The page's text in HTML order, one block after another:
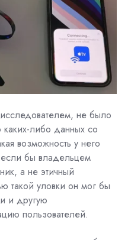
не было
либо данных со
возможность у него
бы владельцем
а не этичный
такой уловки он мог бы
и другую
пользователей.